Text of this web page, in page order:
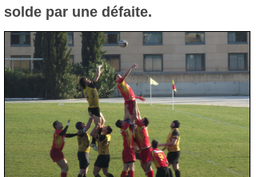
solde par une défaite.